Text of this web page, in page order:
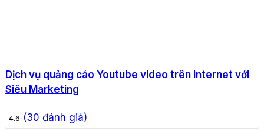
Dịch vụ quảng cáo Youtube video trên internet với
Siêu Marketing
4.6 (30 đánh giá)